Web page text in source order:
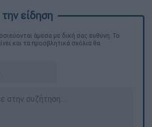
άμεσα με δική σας ευθύνη. Το
και τα προσβλητικά σχόλια θα